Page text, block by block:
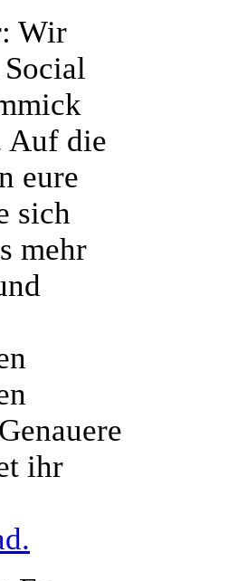
Wir
Auf die
eure
sich
mehr
ihr